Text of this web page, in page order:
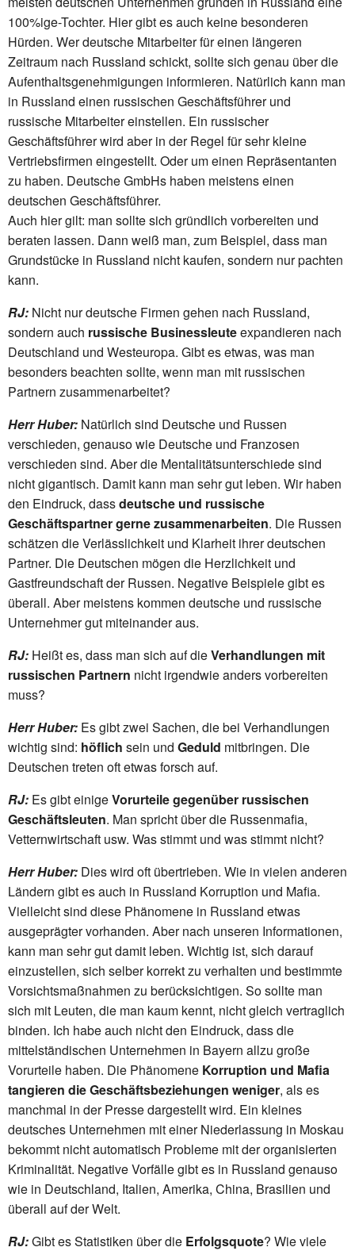
100%ige-Tochter. Hier gibt es auch keine besonderen
Hürden. Wer deutsche Mitarbeiter für einen längeren
Zeitraum nach Russland schickt, sollte sich genau über die
Aufenthaltsgenehmigungen informieren. Natürlich kann man
in Russland einen russischen Geschäftsführer und
russische Mitarbeiter einstellen. Ein russischer
Geschäftsführer wird aber in der Regel für sehr kleine
Vertriebsfirmen eingestellt. Oder um einen Repräsentanten
zu haben. Deutsche GmbHs haben meistens einen
deutschen Geschäftsführer.
Auch hier gilt: man sollte sich gründlich vorbereiten und
beraten lassen. Dann weiß man, zum Beispiel, dass man
Grundstücke in Russland nicht kaufen, sondern nur pachten
kann.
RJ: Nicht nur deutsche Firmen gehen nach Russland,
sondern auch russische Businessleuteexpandieren nach
Deutschland und Westeuropa. Gibt es etwas, was man
besonders beachten sollte, wenn man mit russischen
Partnern zusammenarbeitet?
Herr Huber: Natürlich sind Deutsche und Russen
verschieden, genauso wie Deutsche und Franzosen
verschieden sind. Aber die Mentalitätsunterschiede sind
nicht gigantisch. Damit kann man sehr gut leben. Wir haben
den Eindruck, dassdeutsche und russische
Geschäftspartner gerne zusammenarbeiten. Die Russen
schätzen die Verlässlichkeit und Klarheit ihrer deutschen
Partner. Die Deutschen mögen die Herzlichkeit und
Gastfreundschaft der Russen. Negative Beispiele gibt es
überall. Aber meistens kommen deutsche und russische
Unternehmer gut miteinander aus.
RJ: Heißt es, dass man sich auf dieVerhandlungen mit
russischen Partnern nicht irgendwie anders vorbereiten
muss?
Herr Huber: Es gibt zwei Sachen, die bei Verhandlungen
wichtig sind: höflich sein und Geduld mitbringen. Die
Deutschen treten oft etwas forsch auf.
RJ: Es gibt einigeVorurteile gegenüber russischen
Geschäftsleuten. Man spricht über die Russenmafia,
Vetternwirtschaft usw. Was stimmt und was stimmt nicht?
Herr Huber: Dies wird oft übertrieben. Wie in vielen anderen
Ländern gibt es auch in Russland Korruption und Mafia.
Vielleicht sind diese Phänomene in Russland etwas
ausgeprägter vorhanden. Aber nach unseren Informationen,
kann man sehr gut damit leben. Wichtig ist, sich darauf
einzustellen, sich selber korrekt zu verhalten und bestimmte
Vorsichtsmaßnahmen zu berücksichtigen. So sollte man
sich mit Leuten, die man kaum kennt, nicht gleich vertraglich
binden. Ich habe auch nicht den Eindruck, dass die
mittelständischen Unternehmen in Bayern allzu große
Vorurteile haben. Die Phänomene Korruption und Mafia
tangieren die Geschäftsbeziehungen weniger, als es
manchmal in der Presse dargestellt wird. Ein kleines
deutsches Unternehmen mit einer Niederlassung in Moskau
bekommt nicht automatisch Probleme mit der organisierten
Kriminalität. Negative Vorfälle gibt es in Russland genauso
wie in Deutschland, Italien, Amerika, China, Brasilien und
überall auf der Welt.
RJ:Gibt es Statistiken über die Erfolgsquote? Wie viele